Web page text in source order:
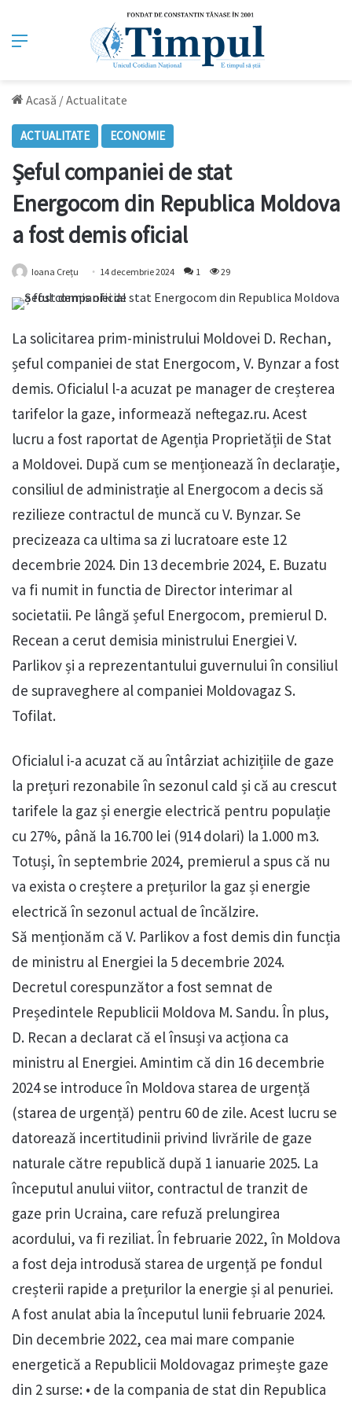
Meniu
Acasă /Actualitate
ACTUALITATE ECONOMIE
Șeful companiei de stat
Energocom din Republica Moldova
a fost demis oficial
Ioana Crețu 14 decembrie 2024 1 29
La solicitarea prim-ministrului Moldovei D. Rechan,
șeful companiei de stat Energocom, V. Bynzar a fost
demis. Oficialul l-a acuzat pe manager de creșterea
tarifelor la gaze, informează neftegaz.ru. Acest
lucru a fost raportat de Agenția Proprietății de Stat
a Moldovei. După cum se menționează în declarație,
consiliul de administrație al Energocom a decis să
rezilieze contractul de muncă cu V. Bynzar. Se
precizeaza ca ultima sa zi lucratoare este 12
decembrie 2024. Din 13 decembrie 2024, E. Buzatu
va fi numit in functia de Director interimar al
societatii. Pe lângă șeful Energocom, premierul D.
Recean a cerut demisia ministrului Energiei V.
Parlikov și a reprezentantului guvernului în consiliul
de supraveghere al companiei Moldovagaz S.
Tofilat.
Oficialul i-a acuzat că au întârziat achizițiile de gaze
la prețuri rezonabile în sezonul cald și că au crescut
tarifele la gaz și energie electrică pentru populație
cu 27%, până la 16.700 lei (914 dolari) la 1.000 m3.
Totuși, în septembrie 2024, premierul a spus că nu
va exista o creștere a prețurilor la gaz și energie
electrică în sezonul actual de încălzire.
Să menționăm că V. Parlikov a fost demis din funcția
de ministru al Energiei la 5 decembrie 2024.
Decretul corespunzător a fost semnat de
Președintele Republicii Moldova M. Sandu. În plus,
D. Recan a declarat că el însuși va acționa ca
ministru al Energiei. Amintim că din 16 decembrie
2024 se introduce în Moldova starea de urgență
(starea de urgență) pentru 60 de zile. Acest lucru se
datorează incertitudinii privind livrările de gaze
naturale către republică după 1 ianuarie 2025. La
începutul anului viitor, contractul de tranzit de
gaze prin Ucraina, care refuză prelungirea
acordului, va fi reziliat. În februarie 2022, în Moldova
a fost deja introdusă starea de urgență pe fondul
creșterii rapide a prețurilor la energie și al penuriei.
A fost anulat abia la începutul lunii februarie 2024.
Din decembrie 2022, cea mai mare companie
energetică a Republicii Moldovagaz primește gaze
din 2 surse: • de la compania de stat din Republica